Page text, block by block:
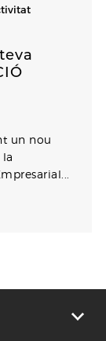
un nou